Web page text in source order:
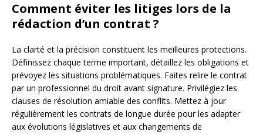
Comment éviter les litiges lors de la
rédaction d’un contrat ?
La clarté et la précision constituent les meilleures protections.
Définissez chaque terme important, détaillez les obligations et
prévoyez les situations problématiques. Faites relire le contrat
par un professionnel du droit avant signature. Privilégiez les
clauses de résolution amiable des conflits. Mettez à jour
régulièrement les contrats de longue durée pour les adapter
aux évolutions législatives et aux changements de